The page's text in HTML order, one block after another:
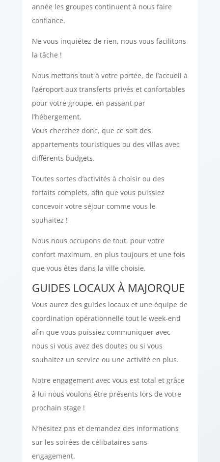
année les groupes continuent à nous faire
confiance.
Ne vous inquiétez de rien, nous vous facilitons
la tâche !
Nous mettons tout à votre portée, de l’accueil à
l’aéroport aux transferts privés et confortables
pour votre groupe, en passant par
l’hébergement.
Vous cherchez donc, que ce soit des
appartements touristiques ou des villas avec
différents budgets.
Toutes sortes d’activités à choisir ou des
forfaits complets, afin que vous puissiez
concevoir votre séjour comme vous le
souhaitez !
Nous nous occupons de tout, pour votre
confort maximum, en plus toujours et une fois
que vous êtes dans la ville choisie.
GUIDES LOCAUX À MAJORQUE
Vous aurez des guides locaux et une équipe de
coordination opérationnelle tout le week-end
afin que vous puissiez communiquer avec
nous si vous avez des doutes ou si vous
souhaitez un service ou une activité en plus.
Notre engagement avec vous est total et grâce
à lui nous voulons être présents lors de votre
prochain stage !
N’hésitez pas et demandez des informations
sur les soirées de célibataires sans
engagement.